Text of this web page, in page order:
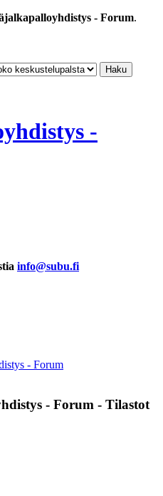
- Forum.
-
info@subu.fi
- Forum
- Forum - Tilastot